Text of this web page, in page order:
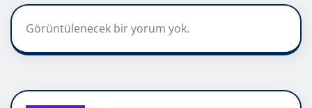
Görüntülenecek bir yorum yok.